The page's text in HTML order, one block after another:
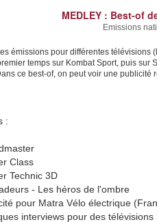
MEDLEY : Best-of
Emissions
émissions pour différentes
temps sur Kombat Sport, puis
ce best-of, on peut voir une
:
Class
Technic 3D
- Les héros de l'ombre
pour Matra Vélo électrique
interviews pour des télévisions